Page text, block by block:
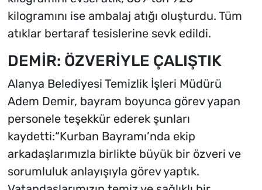
kilogramını ise ambalaj atığı oluşturdu. Tüm
atıklar bertaraf tesislerine sevk edildi.
DEMİR: ÖZVERİYLE ÇALIŞTIK
Alanya Belediyesi Temizlik İşleri Müdürü
Adem Demir, bayram boyunca görev yapan
personele teşekkür ederek şunları
kaydetti:“Kurban Bayramı’nda ekip
arkadaşlarımızla birlikte büyük bir özveri ve
sorumluluk anlayışıyla görev yaptık.